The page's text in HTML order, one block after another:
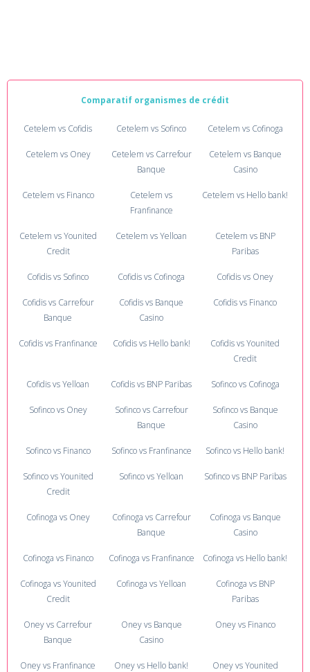
Comparatif organismes de crédit
Cetelem vs Cofidis Cetelem vs Sofinco Cetelem vs Cofinoga
Cetelem vs Oney
Cetelem vs Carrefour
Banque
Cetelem vs Banque
Casino
Cetelem vs Financo
Cetelem vs
Franfinance
Cetelem vs Hello bank!
Cetelem vs Younited
Credit
Cetelem vs Yelloan
Cetelem vs BNP
Paribas
Cofidis vs Sofinco Cofidis vs Cofinoga Cofidis vs Oney
Cofidis vs Carrefour
Banque
Cofidis vs Banque
Casino
Cofidis vs Financo
Cofidis vs Franfinance Cofidis vs Hello bank!
Cofidis vs Younited
Credit
Cofidis vs Yelloan Cofidis vs BNP Paribas Sofinco vs Cofinoga
Sofinco vs Oney
Sofinco vs Carrefour
Banque
Sofinco vs Banque
Casino
Sofinco vs Financo Sofinco vs Franfinance Sofinco vs Hello bank!
Sofinco vs Younited
Credit
Sofinco vs Yelloan Sofinco vs BNP Paribas
Cofinoga vs Oney
Cofinoga vs Carrefour
Banque
Cofinoga vs Banque
Casino
Cofinoga vs Financo Cofinoga vs Franfinance Cofinoga vs Hello bank!
Cofinoga vs Younited
Credit
Cofinoga vs Yelloan
Cofinoga vs BNP
Paribas
Oney vs Carrefour
Banque
Oney vs Banque
Casino
Oney vs Financo
Oney vs Franfinance Oney vs Hello bank!
Oney vs Younited